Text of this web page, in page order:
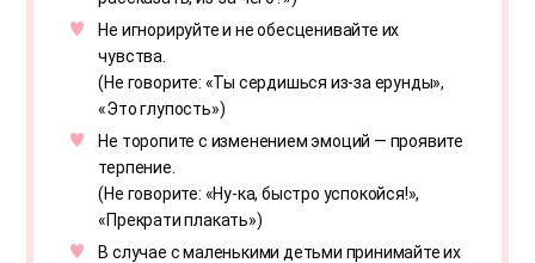
Не игнорируйте и не обесценивайте их
чувства.
(Не говорите: «Ты сердишься из-за ерунды»,
«Это глупость»)
Не торопите с изменением эмоций — проявите
терпение.
(Не говорите: «Ну-ка, быстро успокойся!»,
«Прекрати плакать»)
В случае с маленькими детьми принимайте их